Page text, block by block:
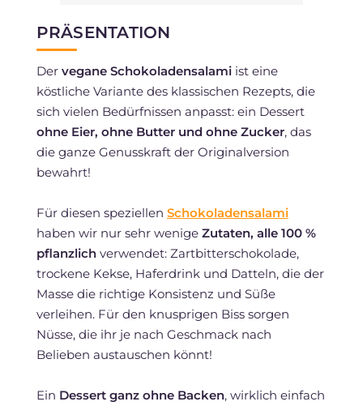
PRÄSENTATION
Der vegane Schokoladensalamiist eine
köstliche Variante des klassischen Rezepts, die
sich vielen Bedürfnissen anpasst: ein Dessert
ohne Eier, ohne Butter und ohne Zucker, das
die ganze Genusskraft der Originalversion
bewahrt!
Für diesen speziellen Schokoladensalami
haben wir nur sehr wenige Zutaten, alle 100 %
pflanzlichverwendet: Zartbitterschokolade,
trockene Kekse, Haferdrink und Datteln, die der
Masse die richtige Konsistenz und Süße
verleihen. Für den knusprigen Biss sorgen
Nüsse, die ihr je nach Geschmack nach
Belieben austauschen könnt!
Ein Dessert ganz ohne Backen, wirklich einfach